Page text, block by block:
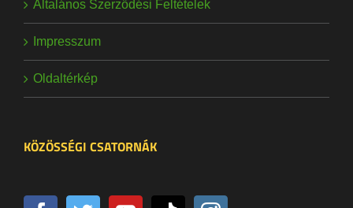
Általános Szerződési Feltételek
Impresszum
Oldaltérkép
KÖZÖSSÉGI CSATORNÁK